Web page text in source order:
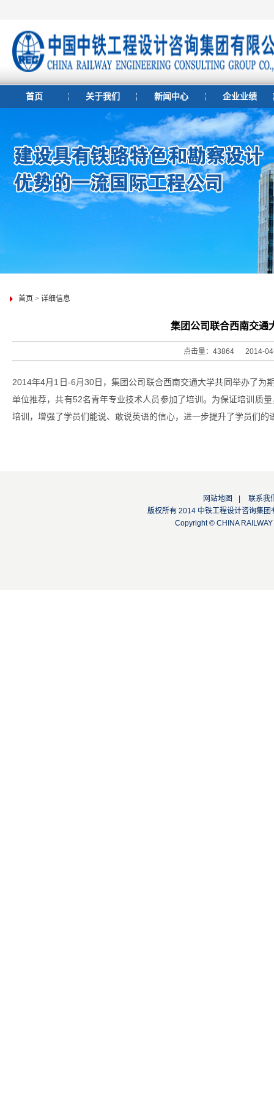
首页 关于我们 新闻中心 企业业绩
首页 > 详细信息
集团公司联合西南交通
点击量：43864 2014-
2014年4月1日-6月30日，集团公司联合西南交通大学共同举办了为
单位推荐，共有52名青年专业技术人员参加了培训。为保证培训质
培训，增强了学员们能说、敢说英语的信心，进一步提升了学员们
网站地图
联系我
版权所有 2014 中铁工程设计咨询
Copyright © CHINA